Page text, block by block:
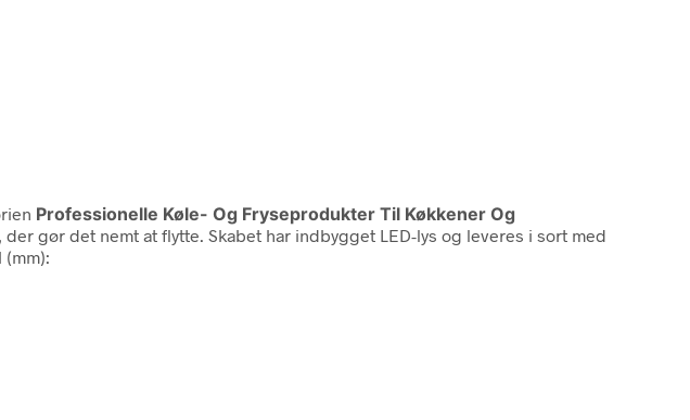
Professionelle Køle- Og Fryseprodukter Til Køkkener Og
gør det nemt at flytte. Skabet har indbygget LED-lys og leveres i sort med
(mm):